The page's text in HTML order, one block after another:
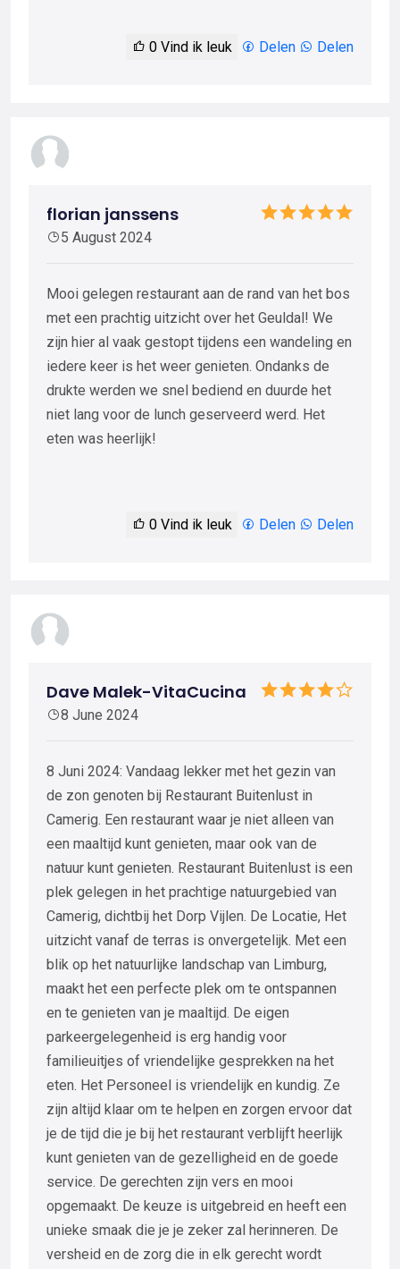
0 Vind ik leuk Delen Delen
florian janssens
5 August 2024
Mooi gelegen restaurant aan de rand van het bos
met een prachtig uitzicht over het Geuldal! We
zijn hier al vaak gestopt tijdens een wandeling en
iedere keer is het weer genieten. Ondanks de
drukte werden we snel bediend en duurde het
niet lang voor de lunch geserveerd werd. Het
eten was heerlijk!
0 Vind ik leuk Delen Delen
Dave Malek-VitaCucina
8 June 2024
8 Juni 2024: Vandaag lekker met het gezin van
de zon genoten bij Restaurant Buitenlust in
Camerig. Een restaurant waar je niet alleen van
een maaltijd kunt genieten, maar ook van de
natuur kunt genieten. Restaurant Buitenlust is een
plek gelegen in het prachtige natuurgebied van
Camerig, dichtbij het Dorp Vijlen. De Locatie, Het
uitzicht vanaf de terras is onvergetelijk. Met een
blik op het natuurlijke landschap van Limburg,
maakt het een perfecte plek om te ontspannen
en te genieten van je maaltijd. De eigen
parkeergelegenheid is erg handig voor
familieuitjes of vriendelijke gesprekken na het
eten. Het Personeel is vriendelijk en kundig. Ze
zijn altijd klaar om te helpen en zorgen ervoor dat
je de tijd die je bij het restaurant verblijft heerlijk
kunt genieten van de gezelligheid en de goede
service. De gerechten zijn vers en mooi
opgemaakt. De keuze is uitgebreid en heeft een
unieke smaak die je je zeker zal herinneren. De
versheid en de zorg die in elk gerecht wordt